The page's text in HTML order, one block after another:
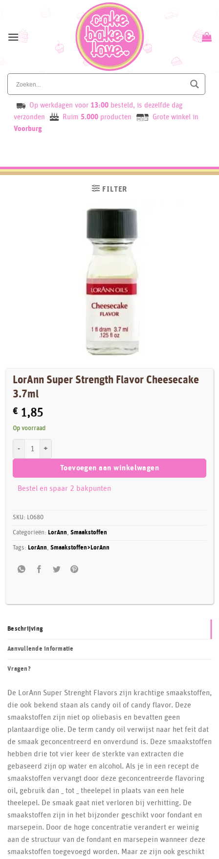
content
Op werkdagen voor 13:00 besteld, is dezelfde dag
verzonden
Ruim 5.000 producten
Grote winkel in
Voorburg
FILTER
LorAnn Super Strength Flavor Cheesecake
3.7ml
€ 1,85
Op voorraad
Toevoegen aan winkelwagen
Bestel en spaar 2 bakpunten
SKU: L0680
Categorieën: LorAnn,Smaakstoffen
Tags: LorAnn,Smaakstoffen>LorAnn
Beschrijving
Aanvullende informatie
Vragen?
De LorAnn Super Strenght Flavors zijn krachtige smaakstoffen,
die ook bekend staan als candy oil of candy flavor. Deze
smaakstoffen zijn niet op oliebasis en bevatten geen
plantaardige olie. De term candy oil verwijst naar het feit dat
de smaak geconcentreerd en onverdund is. Deze smaakstoffen
hebben drie tot vier keer de sterkte van extracten die
gebaseerd zijn op water en alcohol. Als je in een recept de
smaakstoffen vervangt door deze geconcentreerde flavoring
oil, gebruik dan _ tot _ theelepel in plaats van een hele
theelepel. De smaak gaat niet verloren bij verhitting. De
smaakstoffen zijn in het bijzonder geschikt voor fondant en
marsepein. Door de hoge concentratie verandert er weinig
aan de structuur van de fondant en marsepein wanneer deze
smaakstoffen toegevoegd worden. Maar ze zijn ook geschikt